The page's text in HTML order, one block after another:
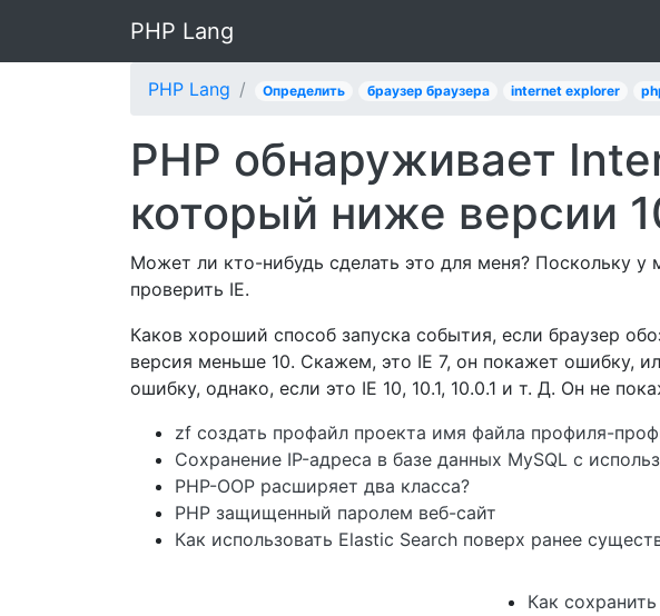
PHP Lang
PHP Lang Определить браузер браузера internet explorer
PHP обнаруживает
который ниже версии
Может ли кто-нибудь сделать это для меня? Поскольку у
проверить IE.
Каков хороший способ запуска события, если браузер
версия меньше 10. Скажем, это IE 7, он покажет ошибку,
ошибку, однако, если это IE 10, 10.1, 10.0.1 и т. Д. Он не
zf создать профайл проекта имя файла профиля-
Сохранение IP-адреса в базе данных MySQL с
PHP-OOP расширяет два класса?
PHP защищенный паролем веб-сайт
Как использовать Elastic Search поверх ранее
Как